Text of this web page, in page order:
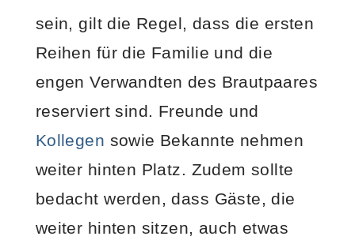
sein, gilt die Regel, dass die ersten
Reihen für die Familie und die
engen Verwandten des Brautpaares
reserviert sind. Freunde und
Kollegen sowie Bekannte nehmen
weiter hinten Platz. Zudem sollte
bedacht werden, dass Gäste, die
weiter hinten sitzen, auch etwas